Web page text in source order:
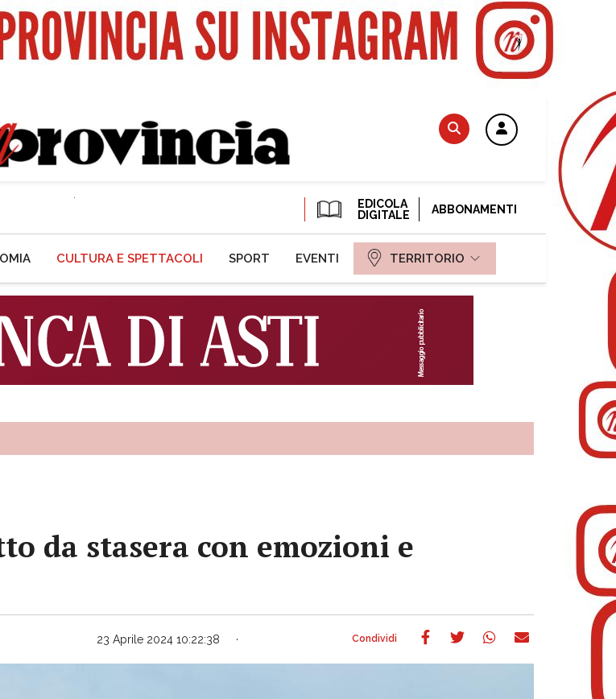
EDICOLA
DIGITALE
ABBONAMENTI
CULTURA E SPETTACOLI SPORT EVENTI TERRITORIO
da stasera con emozioni e
23 Aprile 2024 10:22:38